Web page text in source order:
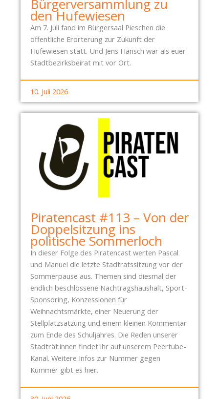
Bürgerversammlung zu
den Hufewiesen
Am 7. Juli fand im Bürgersaal Pieschen die
öffentliche Erörterung zur Zukunft der
Hufewiesen statt. Und Jens Hänsch war als euer
Stadtbezirksbeirat mit vor Ort.
10. Juli 2026
Piratencast #113 – Von der
Doppelsitzung ins
politische Sommerloch
In dieser Folge des Piratencast werten Pascal
und Manuel die letzte Stadtratssitzung vor der
Sommerpause aus. Themen sind diesmal der
endlich beschlossene Nachtragshaushalt, Sport-
Sponsoring, Konzessionen für
Weihnachtsmärkte, einer Neuerung der
Stellplatzsatzung und einem kleinen Kommentar
zum Ende des Schuljahres. Die Reden unserer
Stadträt:innen findet ihr auf unserem Peertube-
Kanal. Weitere Infos zur Nummer gegen
Kummer gibt es hier.